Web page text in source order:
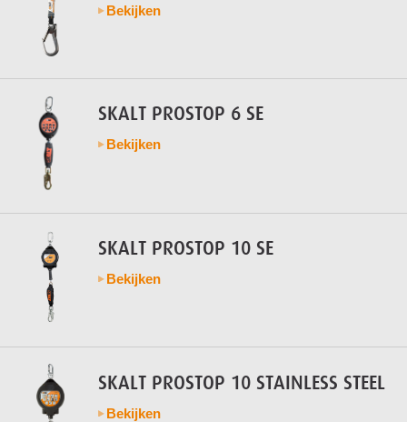
Bekijken
SKALT PROSTOP 6 SE
Bekijken
SKALT PROSTOP 10 SE
Bekijken
SKALT PROSTOP 10 STAINLESS STEEL
Bekijken